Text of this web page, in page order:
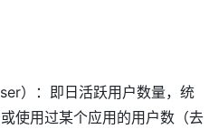
）：即日活跃用户数量，统
使用过某个应用的用户数（去